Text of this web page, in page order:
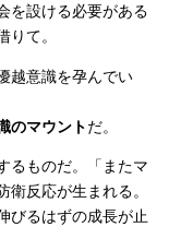
を設ける必要がある
りて。
越意識を孕んでい
のマウントだ。
るものだ。「またマ
反応が生まれる。
びるはずの成長が止